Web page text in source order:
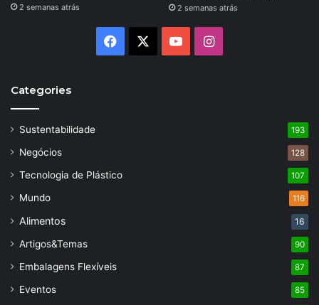
2 semanas atrás 2 semanas atrás
Facebook YouTubeInstagram
Categories
Sustentabilidade 193
Negócios 128
Tecnologia de Plástico 107
Mundo 116
Alimentos 16
Artigos&Temas 90
Embalagens Flexíveis 87
Eventos 85